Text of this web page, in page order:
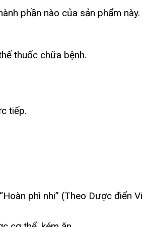
phần nào của sản phẩm này.
thuốc chữa bệnh.
tiếp.
phì nhi” (Theo Dược điển